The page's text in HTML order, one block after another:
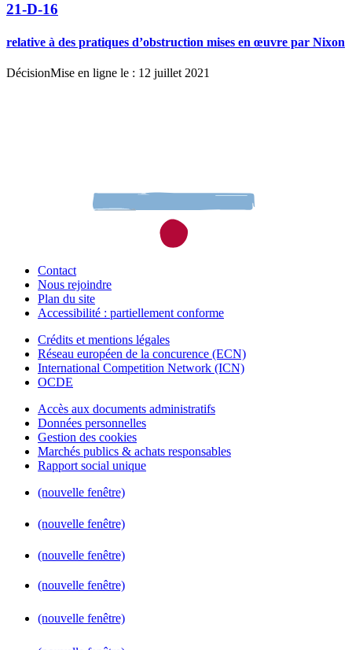
21-D-16
relative à des pratiques d’obstruction mises en œuvre par Nixon
DécisionMise en ligne le : 12 juillet 2021
Contact
Nous rejoindre
Plan du site
Accessibilité : partiellement conforme
Crédits et mentions légales
Réseau européen de la concurence (ECN)
International Competition Network (ICN)
OCDE
Accès aux documents administratifs
Données personnelles
Gestion des cookies
Marchés publics & achats responsables
Rapport social unique
(nouvelle fenêtre)
(nouvelle fenêtre)
(nouvelle fenêtre)
(nouvelle fenêtre)
(nouvelle fenêtre)